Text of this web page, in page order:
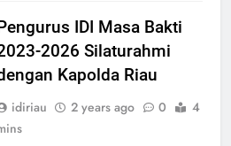
IDI Masa Bakti
2026 Silaturahmi
Kapolda Riau
idiriau 2 years ago 0
4